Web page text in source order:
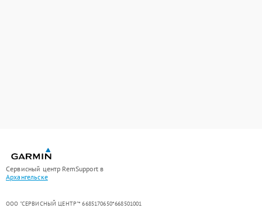
Сервисный центр RemSupport в
Архангельске
ООО "СЕРВИСНЫЙ ЦЕНТР"* 6685170650*668501001